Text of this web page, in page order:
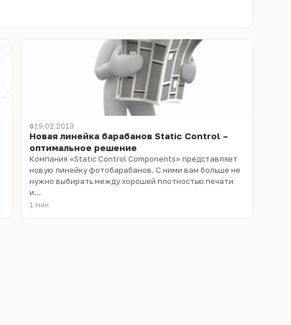
019.02.2013
Новая линейка барабанов Static Control –
оптимальное решение
Компания «Static Control Components» представляет
новую линейку фотобарабанов. С ними вам больше не
нужно выбирать между хорошей плотностью печати
и...
1 мин